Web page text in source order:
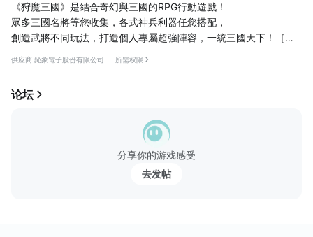
《狩魔三國》是結合奇幻與三國的RPG行動遊戲！
眾多三國名將等您收集，各式神兵利器任您搭配，
創造武將不同玩法，打造個人專屬超強陣容，一統三國天下！［遊
逆轉勝負。
●武將連技：多位武將接續施放技能，威力疊加大絕招。
●陣型相剋：陣形屬性相生相剋，調整陣形攻無不克。
供应商 鈊象電子股份有限公司 所需权限
论坛
分享你的游戏感受
去发帖